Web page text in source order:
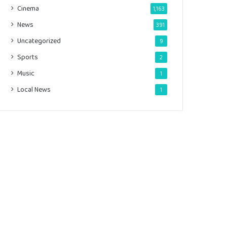
Cinema 1,163
News 391
Uncategorized 9
Sports 2
Music 1
Local News 1